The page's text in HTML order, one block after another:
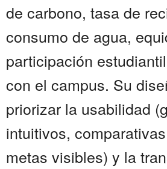
de carbono, tasa de
consumo de agua,
participación
con el campus. Su
priorizar la usabilidad
intuitivos,
metas visibles) y la